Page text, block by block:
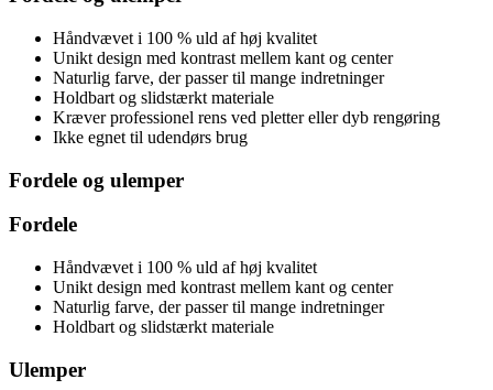
Håndvævet i 100 % uld af høj kvalitet
Unikt design med kontrast mellem kant og center
Naturlig farve, der passer til mange indretninger
Holdbart og slidstærkt materiale
Kræver professionel rens ved pletter eller dyb rengøring
Ikke egnet til udendørs brug
Fordele og ulemper
Fordele
Håndvævet i 100 % uld af høj kvalitet
Unikt design med kontrast mellem kant og center
Naturlig farve, der passer til mange indretninger
Holdbart og slidstærkt materiale
Ulemper